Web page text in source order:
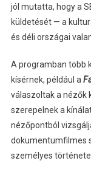
jól mutatta, hogy a
küldetését — a
és déli országai
A programban több
kísérnek, például a
válaszoltak a nézők
szerepelnek a
nézőpontból
dokumentumfilmes
személyes